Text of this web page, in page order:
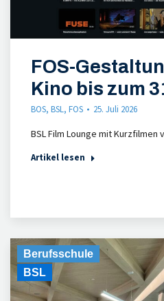
FOS-
Kino bis zum
BOS, BSL, FOS 25. Juli 2026
BSL Film Lounge mit Kurzfilmen
Artikel lesen
Berufsschule
BSL